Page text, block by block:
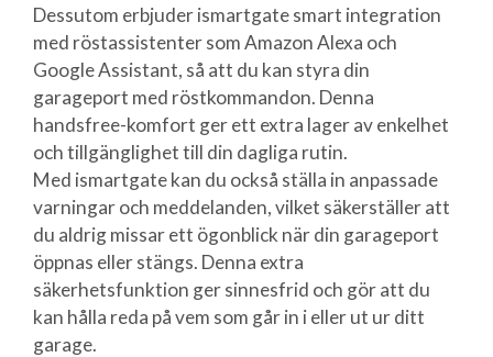
Dessutom erbjuder ismartgate smart integration
med röstassistenter som Amazon Alexa och
Google Assistant, så att du kan styra din
garageport med röstkommandon. Denna
handsfree-komfort ger ett extra lager av enkelhet
och tillgänglighet till din dagliga rutin.
Med ismartgate kan du också ställa in anpassade
varningar och meddelanden, vilket säkerställer att
du aldrig missar ett ögonblick när din garageport
öppnas eller stängs. Denna extra
säkerhetsfunktion ger sinnesfrid och gör att du
kan hålla reda på vem som går in i eller ut ur ditt
garage.